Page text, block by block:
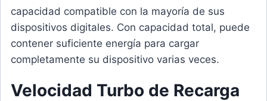
capacidad compatible con la mayoría de sus
dispositivos digitales. Con capacidad total, puede
contener suficiente energía para cargar
completamente su dispositivo varias veces.
Velocidad Turbo de Recarga